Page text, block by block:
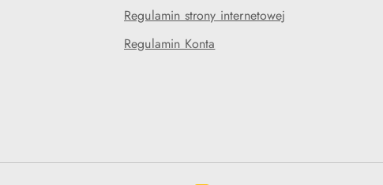
Regulamin strony internetowej
Regulamin Konta